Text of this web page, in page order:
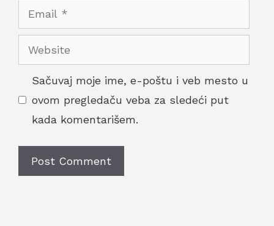
Email
Website
Sačuvaj moje ime, e-poštu i veb mesto u
ovom pregledaču veba za sledeći put
kada komentarišem.